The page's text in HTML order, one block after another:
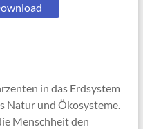
in das Erdsystem
Natur und Ökosysteme.
Menschheit den